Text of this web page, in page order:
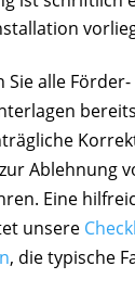
Sie alle
Ablehnung
Eine
unsere
, die typische